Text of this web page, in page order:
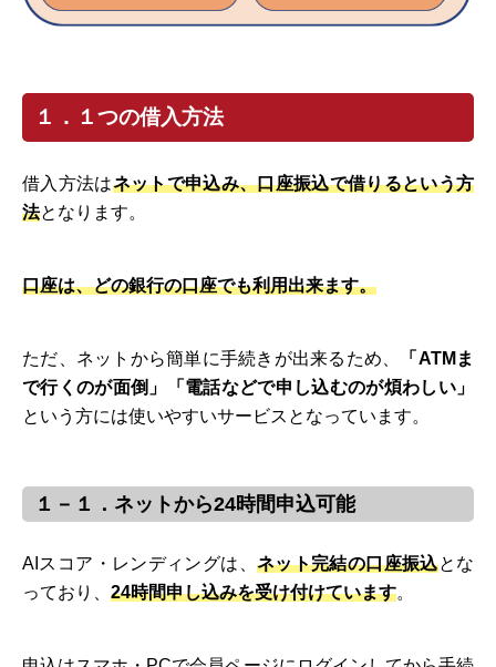
１．１つの借入方法
借入方法はネットで申込み、口座振込で借りるという方
法となります。
口座は、どの銀行の口座でも利用出来ます。
ただ、ネットから簡単に手続きが出来るため、
「ATMま
で行くのが面倒」「電話などで申し込むのが煩わしい」
という方には使いやすいサービスとなっています。
１－１．ネットから24時間申込可能
AIスコア・レンディングは、 ネット完結の口座振込とな
っており、 24時間申し込みを受け付けています。